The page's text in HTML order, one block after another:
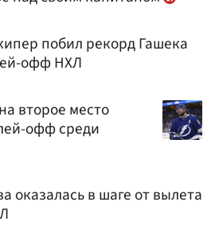
побил рекорд Гашека
офф НХЛ
второе место
офф среди
оказалась в шаге от вылета